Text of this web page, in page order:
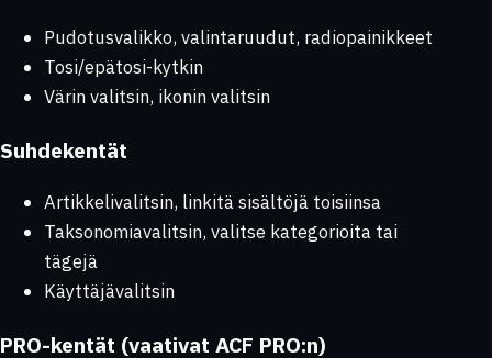
Pudotusvalikko, valintaruudut, radiopainikkeet
Tosi/epätosi-kytkin
Värin valitsin, ikonin valitsin
Suhdekentät
Artikkelivalitsin, linkitä sisältöjä toisiinsa
Taksonomiavalitsin, valitse kategorioita tai
tägejä
Käyttäjävalitsin
PRO-kentät (vaativat ACF PRO:n)